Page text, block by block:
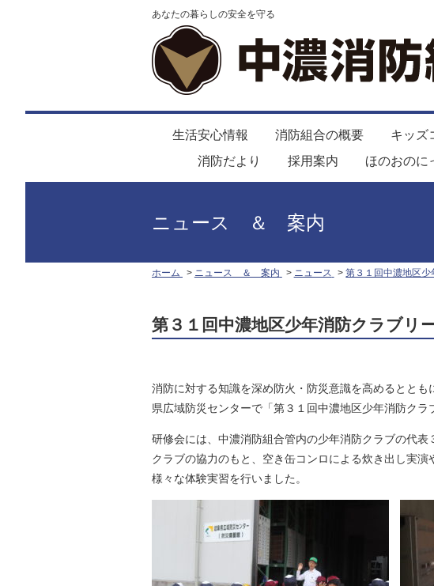
あなたの暮らしの安全を守る
生活安心情報 消防組合の概要 キッズ
消防だより
採用案内 ほのおのに
ニュース ＆ 案内
ホーム ニュース ＆ 案内 ニュース 第３１回中濃地区少
第３１回中濃地区少年消防クラブリ
消防に対する知識を深め防火・防災意識を高めるとと
県広域防災センターで「第３１回中濃地区少年消防クラ
研修会には、中濃消防組合管内の少年消防クラブの代
クラブの協力のもと、空き缶コンロによる炊き出し実
様々な体験実習を行いました。